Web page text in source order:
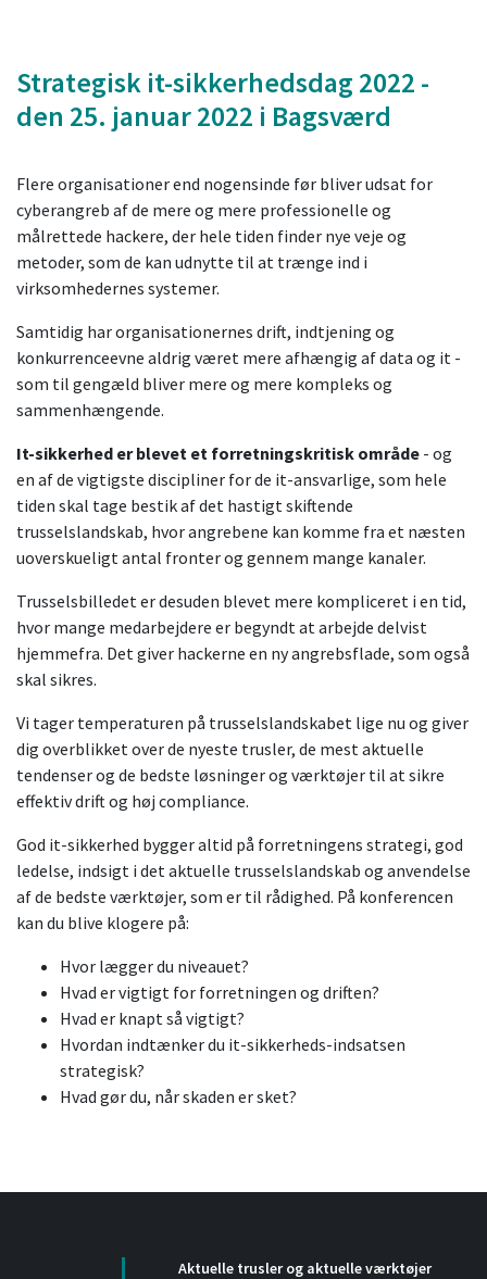
Strategisk it-sikkerhedsdag 2022 -
den 25. januar 2022 i Bagsværd
Flere organisationer end nogensinde før bliver udsat for
cyberangreb af de mere og mere professionelle og
målrettede hackere, der hele tiden finder nye veje og
metoder, som de kan udnytte til at trænge ind i
virksomhedernes systemer.
Samtidig har organisationernes drift, indtjening og
konkurrenceevne aldrig været mere afhængig af data og it -
som til gengæld bliver mere og mere kompleks og
sammenhængende.
It-sikkerhed er blevet et forretningskritisk område - og
en af de vigtigste discipliner for de it-ansvarlige, som hele
tiden skal tage bestik af det hastigt skiftende
trusselslandskab, hvor angrebene kan komme fra et næsten
uoverskueligt antal fronter og gennem mange kanaler.
Trusselsbilledet er desuden blevet mere kompliceret i en tid,
hvor mange medarbejdere er begyndt at arbejde delvist
hjemmefra. Det giver hackerne en ny angrebsflade, som også
skal sikres.
Vi tager temperaturen på trusselslandskabet lige nu og giver
dig overblikket over de nyeste trusler, de mest aktuelle
tendenser og de bedste løsninger og værktøjer til at sikre
effektiv drift og høj compliance.
God it-sikkerhed bygger altid på forretningens strategi, god
ledelse, indsigt i det aktuelle trusselslandskab og anvendelse
af de bedste værktøjer, som er til rådighed. På konferencen
kan du blive klogere på:
Hvor lægger du niveauet?
Hvad er vigtigt for forretningen og driften?
Hvad er knapt så vigtigt?
Hvordan indtænker du it-sikkerheds-indsatsen
strategisk?
Hvad gør du, når skaden er sket?
Aktuelle trusler og aktuelle værktøjer